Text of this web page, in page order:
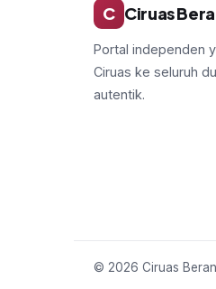
C Ciruas
Portal independen
Ciruas ke seluruh
autentik.
© 2026 Ciruas